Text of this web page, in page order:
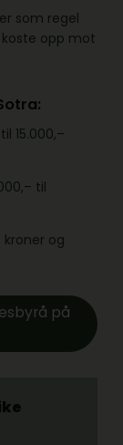
som regel
koste opp mot
15.000,–
til
kroner og
på